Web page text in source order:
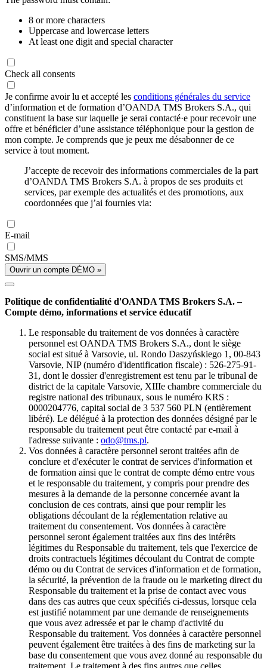
8 or more characters
Uppercase and lowercase letters
At least one digit and special character
Check all consents
Je confirme avoir lu et accepté les conditions générales du service
d’information et de formation d’OANDA TMS Brokers S.A., qui
constituent la base sur laquelle je serai contacté·e pour recevoir une
offre et bénéficier d’une assistance téléphonique pour la gestion de
mon compte. Je comprends que je peux me désabonner de ce
service à tout moment.
J’accepte de recevoir des informations commerciales de la part
d’OANDA TMS Brokers S.A. à propos de ses produits et
services, par exemple des actualités et des promotions, aux
coordonnées que j’ai fournies via:
E-mail
SMS/MMS
Ouvrir un compte DÉMO »
Politique de confidentialité d'OANDA TMS Brokers S.A. –
Compte démo, informations et service éducatif
Le responsable du traitement de vos données à caractère
personnel est OANDA TMS Brokers S.A., dont le siège
social est situé à Varsovie, ul. Rondo Daszyńskiego 1, 00-843
Varsovie, NIP (numéro d'identification fiscale) : 526-275-91-
31, dont le dossier d'enregistrement est tenu par le tribunal de
district de la capitale Varsovie, XIIIe chambre commerciale du
registre national des tribunaux, sous le numéro KRS :
0000204776, capital social de 3 537 560 PLN (entièrement
libéré). Le délégué à la protection des données désigné par le
responsable du traitement peut être contacté par e-mail à
l'adresse suivante : odo@tms.pl.
Vos données à caractère personnel seront traitées afin de
conclure et d'exécuter le contrat de services d'information et
de formation ainsi que le contrat de compte démo entre vous
et le responsable du traitement, y compris pour prendre des
mesures à la demande de la personne concernée avant la
conclusion de ces contrats, ainsi que pour remplir les
obligations découlant de la réglementation relative au
traitement du consentement. Vos données à caractère
personnel seront également traitées aux fins des intérêts
légitimes du Responsable du traitement, tels que l'exercice de
droits contractuels légitimes découlant du Contrat de compte
démo ou du Contrat de services d'information et de formation,
la sécurité, la prévention de la fraude ou le marketing direct du
Responsable du traitement et la prise de contact avec vous
dans des cas autres que ceux spécifiés ci-dessus, lorsque cela
est justifié notamment par une demande de renseignements
que vous avez adressée et par le champ d'activité du
Responsable du traitement. Vos données à caractère personnel
peuvent également être traitées à des fins de marketing sur la
base du consentement que vous avez donné au responsable du
traitement. Le traitement à des fins autres que celles